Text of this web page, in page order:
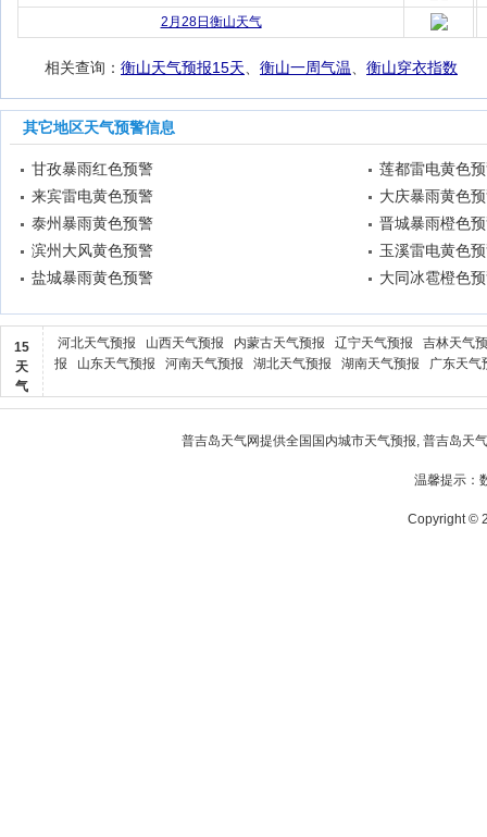
2月28日衡山天气
相关查询： 衡山天气预报15天 衡山一周气温 衡山穿衣指数
其它地区天气预警信息
甘孜暴雨红色预警
莲都雷电黄色
来宾雷电黄色预警
大庆暴雨黄色
泰州暴雨黄色预警
晋城暴雨橙色
滨州大风黄色预警
玉溪雷电黄色
盐城暴雨黄色预警
大同冰雹橙色
15
天
气
河北天气预报 山西天气预报 内蒙古天气预报 辽宁天气预报
吉林天气
报
山东天气预报 河南天气预报 湖北天气预报 湖南天气预报 广东天气
普吉岛天气网提供全国国内城市天气预报, 普吉岛天
温馨提示：
Copyright ©